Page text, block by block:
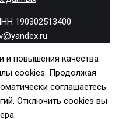
190302513400
и повышения качества
cookies. Продолжая
соглашаетесь
Отключить cookies вы